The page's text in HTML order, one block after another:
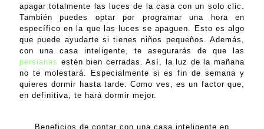
apagar totalmente las luces de la casa con un solo clic.
También puedes optar por programar una hora en
específico en la que las luces se apaguen. Esto es algo
que puede ayudarte si tienes niños pequeños. Además,
con una casa inteligente, te asegurarás de que las
persianas estén bien cerradas. Así, la luz de la mañana
no te molestará. Especialmente si es fin de semana y
quieres dormir hasta tarde. Como ves, es un factor que,
en definitiva, te hará dormir mejor.
Beneficios de contar con una casa inteligente en